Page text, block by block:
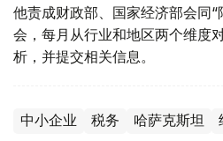
他责成财政部、国家经济部会同
会，每月从行业和地区两个维度
析，并提交相关信息。
中小企业 税务 哈萨克斯坦